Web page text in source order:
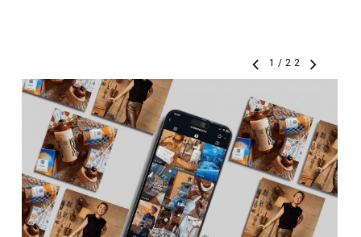
1/22